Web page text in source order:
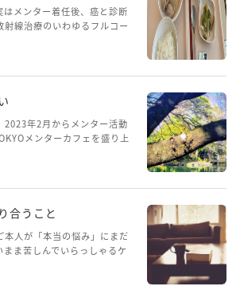
を見つけられると思いますよ。
メンター着任後、癌と診断
線治療のいわゆるフルコー
メンターカフェに来られて
なく、気力も落ちパソコン
2023年2月からメンター活動
メンターカフェを盛り上
を出して初めてブログを投
し自分のことを書いてみま
合うこと
本人が「本当の悩み」にまだ
ま苦しんでいらっしゃるケ
のは、心の深いところ（深
ったく違う角度から解決の